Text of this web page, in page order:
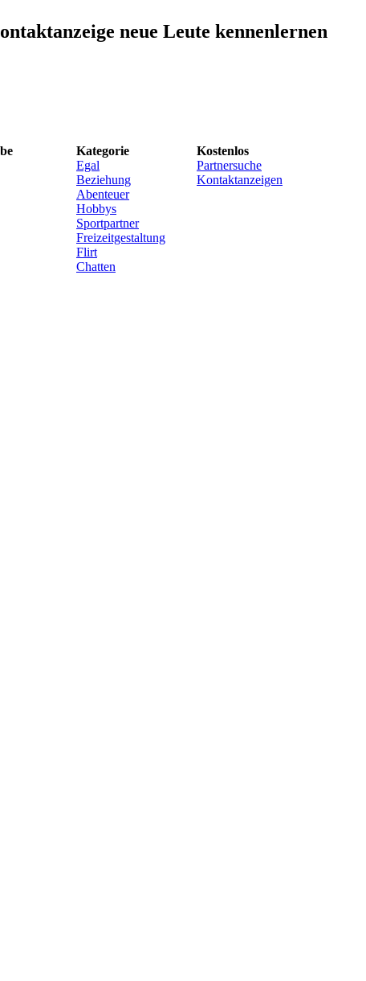
neue Leute kennenlernen
Kategorie
Egal
Beziehung
Abenteuer
Hobbys
Sportpartner
Freizeitgestaltung
Flirt
Chatten
Kostenlos
Partnersuche
Kontaktanzeigen